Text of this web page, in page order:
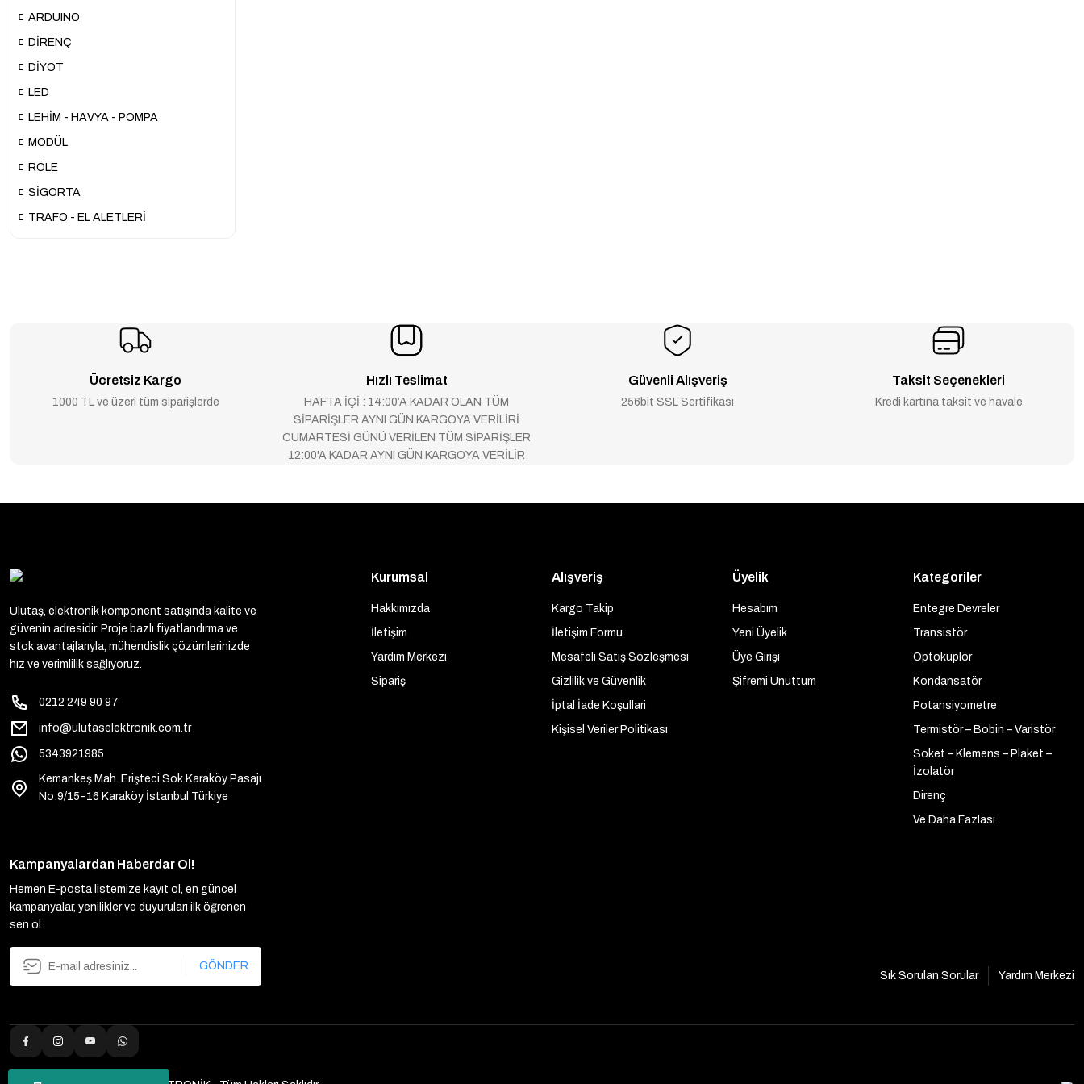
ARDUINO
DİRENÇ
DİYOT
LED
LEHİM - HAVYA - POMPA
MODÜL
RÖLE
SİGORTA
TRAFO - EL ALETLERİ
Ücretsiz Kargo
1000 TL ve üzeri tüm siparişlerde
Hızlı Teslimat
HAFTA İÇİ : 14:00’A KADAR OLAN TÜM
SİPARİŞLER AYNI GÜN KARGOYA VERİLİRİ
CUMARTESİ GÜNÜ VERİLEN TÜM SİPARİŞLER
12:00'A KADAR AYNI GÜN KARGOYA VERİLİR
Güvenli Alışveriş
256bit SSL Sertifikası
Taksit Seçenekleri
Kredi kartına taksit ve havale
Ulutaş, elektronik komponent satışında kalite ve
güvenin adresidir. Proje bazlı fiyatlandırma ve
stok avantajlarıyla, mühendislik çözümlerinizde
hız ve verimlilik sağlıyoruz.
0212 249 90 97
info@ulutaselektronik.com.tr
5343921985
Kemankeş Mah. Erişteci Sok.Karaköy Pasajı
No:9/15-16 Karaköy İstanbul Türkiye
Kurumsal
Hakkımızda
İletişim
Yardım Merkezi
Sipariş
Alışveriş
Kargo Takip
İletişim Formu
Mesafeli Satış Sözleşmesi
Gizlilik ve Güvenlik
İptal İade Koşullari
Kişisel Veriler Politikası
Üyelik
Hesabım
Yeni Üyelik
Üye Girişi
Şifremi Unuttum
Kategoriler
Entegre Devreler
Transistör
Optokuplör
Kondansatör
Potansiyometre
Termistör – Bobin – Varistör
Soket – Klemens – Plaket –
İzolatör
Direnç
Ve Daha Fazlası
Kampanyalardan Haberdar Ol!
Hemen E-posta listemize kayıt ol, en güncel
kampanyalar, yenilikler ve duyuruları ilk öğrenen
sen ol.
GÖNDER
Sık Sorulan Sorular
Yardım Merkezi